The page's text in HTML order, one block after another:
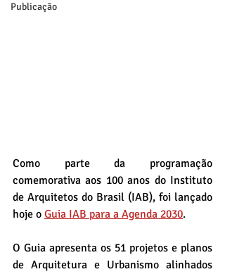
Publicação
Como parte da programação
comemorativa aos 100 anos do Instituto
de Arquitetos do Brasil (IAB), foi lançado
hoje o Guia IAB para a Agenda 2030.
O Guia apresenta os 51 projetos e planos
de Arquitetura e Urbanismo alinhados